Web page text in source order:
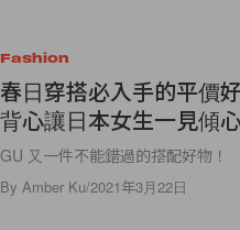
Fashion
春日穿搭必入手的平價
背心讓日本女生一見傾心
GU 又一件不能錯過的搭配好物！
By Amber Ku/2021年3月22日